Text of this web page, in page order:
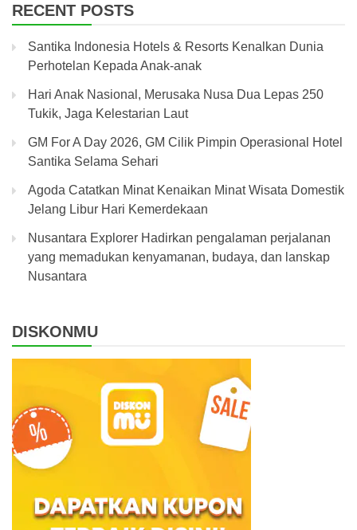
RECENT POSTS
Santika Indonesia Hotels & Resorts Kenalkan Dunia
Perhotelan Kepada Anak-anak
Hari Anak Nasional, Merusaka Nusa Dua Lepas 250
Tukik, Jaga Kelestarian Laut
GM For A Day 2026, GM Cilik Pimpin Operasional Hotel
Santika Selama Sehari
Agoda Catatkan Minat Kenaikan Minat Wisata Domestik
Jelang Libur Hari Kemerdekaan
Nusantara Explorer Hadirkan pengalaman perjalanan
yang memadukan kenyamanan, budaya, dan lanskap
Nusantara
DISKONMU